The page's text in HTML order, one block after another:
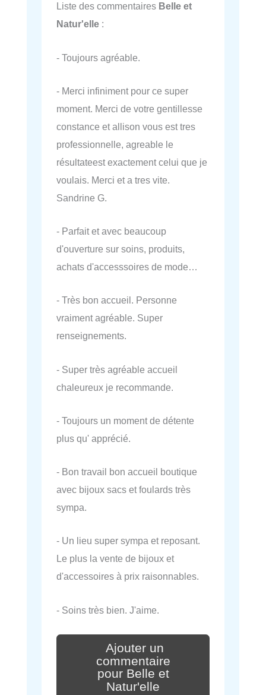
Liste des commentaires Belle et
Natur'elle :
- Toujours agréable.
- Merci infiniment pour ce super
moment. Merci de votre gentillesse
constance et allison vous est tres
professionnelle, agreable le
résultateest exactement celui que je
voulais. Merci et a tres vite.
Sandrine G.
- Parfait et avec beaucoup
d'ouverture sur soins, produits,
achats d'accesssoires de mode…
- Très bon accueil. Personne
vraiment agréable. Super
renseignements.
- Super très agréable accueil
chaleureux je recommande.
- Toujours un moment de détente
plus qu' apprécié.
- Bon travail bon accueil boutique
avec bijoux sacs et foulards très
sympa.
- Un lieu super sympa et reposant.
Le plus la vente de bijoux et
d'accessoires à prix raisonnables.
- Soins très bien. J'aime.
Ajouter un
commentaire
pour Belle et
Natur'elle